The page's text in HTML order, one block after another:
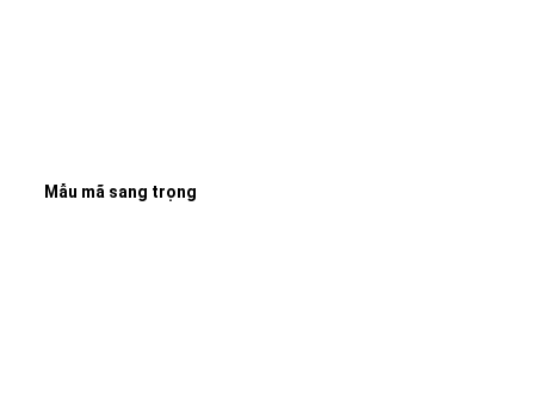
Mẫu mã sang trọng